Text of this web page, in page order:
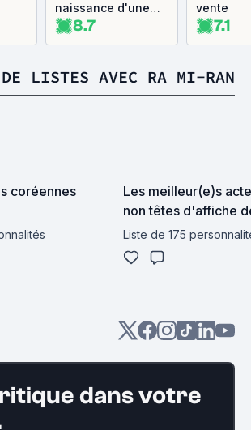
naissance d'une
étoile
8.7
vente
7.1
LISTES AVEC RA MI-RAN
coréennes
Les meilleur(e)s
non têtes d'affiche
coréens
Liste de 175
dans votre